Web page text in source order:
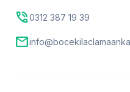
phone_in_talk0312 387 19 39
mail